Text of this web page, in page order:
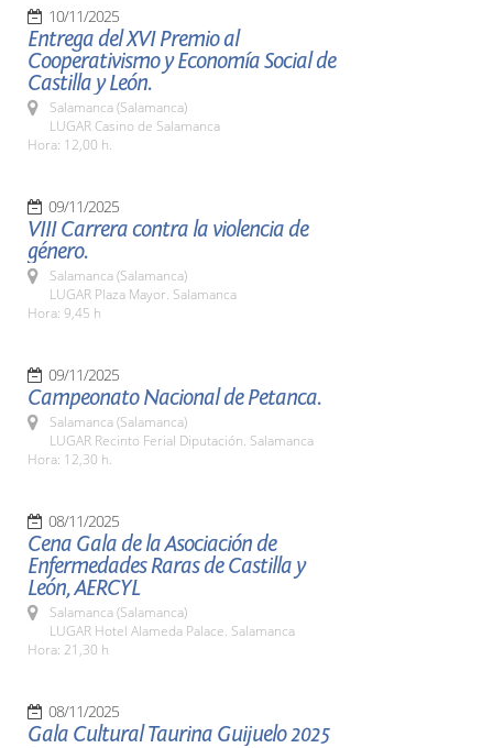
10/11/2025
Entrega del XVI Premio al
Cooperativismo y Economía Social de
Castilla y León.
Salamanca (Salamanca)
LUGAR Casino de Salamanca
Hora: 12,00 h.
09/11/2025
VIII Carrera contra la violencia de
género.
Salamanca (Salamanca)
LUGAR Plaza Mayor. Salamanca
Hora: 9,45 h
09/11/2025
Campeonato Nacional de Petanca.
Salamanca (Salamanca)
LUGAR Recinto Ferial Diputación. Salamanca
Hora: 12,30 h.
08/11/2025
Cena Gala de la Asociación de
Enfermedades Raras de Castilla y
León, AERCYL
Salamanca (Salamanca)
LUGAR Hotel Alameda Palace. Salamanca
Hora: 21,30 h
08/11/2025
Gala Cultural Taurina Guijuelo 2025